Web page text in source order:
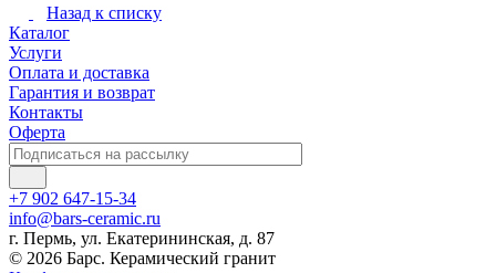
Назад к списку
Каталог
Услуги
Оплата и доставка
Гарантия и возврат
Контакты
Оферта
+7 902 647-15-34
info@bars-ceramic.ru
г. Пермь, ул. Екатерининская, д. 87
© 2026 Барс. Керамический гранит